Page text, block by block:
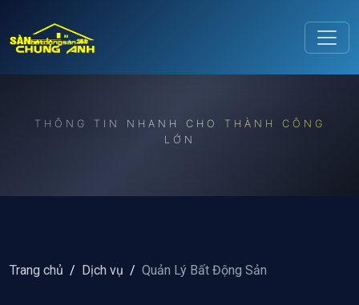
THÔNG TIN NHANH CHO THÀNH CÔNG
LỚN
Trang chủ / Dịch vụ / Quản Lý Bất Động Sản